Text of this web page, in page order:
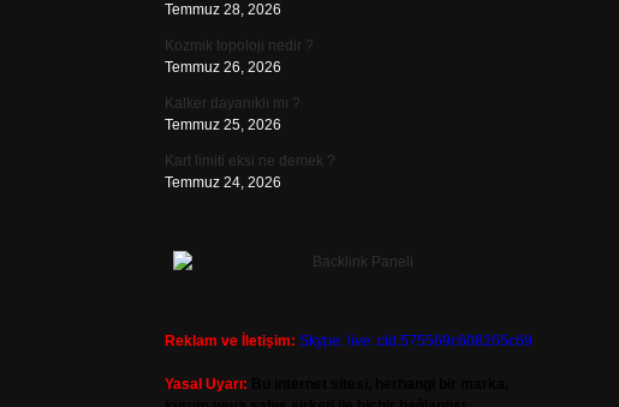
Temmuz 28, 2026
Kozmik topoloji nedir ?
Temmuz 26, 2026
Kalker dayanıklı mı ?
Temmuz 25, 2026
Kart limiti eksi ne demek ?
Temmuz 24, 2026
Reklam ve İletişim: Skype: live:.cid.575569c608265c69
Yasal Uyarı: